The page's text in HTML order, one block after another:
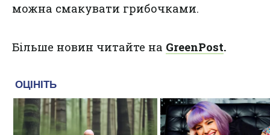
можна смакувати грибочками.
Більше новин читайте на GreenPost.